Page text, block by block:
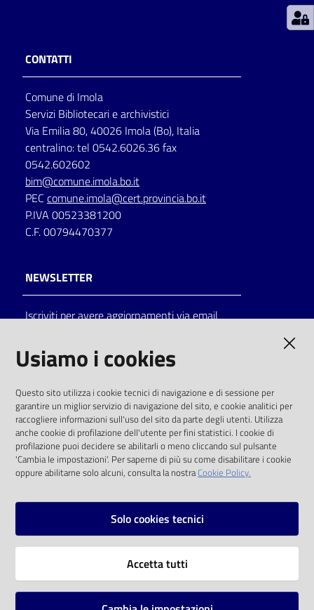
lettura
Seguici
su
Catalogo
Eventi
Chiedi al
bibliotecario
Avvisi
CONTATTI
Comune di Imola
Servizi Bibliotecari e archivistici
Via Emilia 80, 40026 Imola (Bo), Italia
centralino: tel 0542.6026.36 fax
0542.602602
bim@comune.imola.bo.it
PEC comune.imola@cert.provincia.bo.it
P.IVA 00523381200
C.F. 00794470377
NEWSLETTER
Iscriviti per avere aggiornamenti via email
solo alle condizioni previste dalla direttiva
comunitaria 2003/98/CE e dal d.lgs. 36/2006
SOCIAL
Instagram
Vai alla pagina
Usiamo i cookies
Questo sito utilizza i cookie tecnici di navigazione e di sessione per
garantire un miglior servizio di navigazione del sito, e cookie analitici per
raccogliere informazioni sull'uso del sito da parte degli utenti. Utilizza
anche cookie di profilazione dell'utente per fini statistici. I cookie di
profilazione puoi decidere se abilitarli o meno cliccando sul pulsante
'Cambia le impostazioni'. Per saperne di più su come disabilitare i cookie
oppure abilitarne solo alcuni, consulta la nostraCookie Policy.
Solo cookies tecnici
Accetta tutti